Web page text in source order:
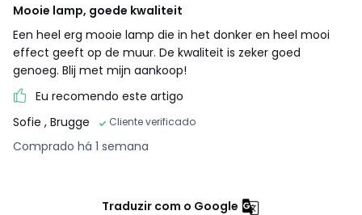
Mooie lamp, goede kwaliteit
Een heel erg mooie lamp die in het donker en heel mooi
effect geeft op de muur. De kwaliteit is zeker goed
genoeg. Blij met mijn aankoop!
Eu recomendo este artigo
Sofie , Brugge Cliente verificado
Comprado há 1 semana
Traduzir com o Google